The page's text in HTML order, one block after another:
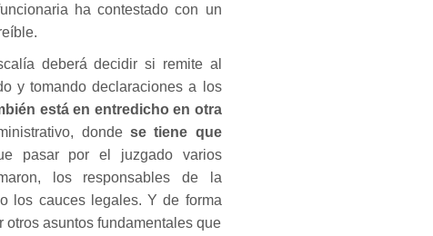
ha contestado con un
deberá decidir si remite al
y tomando declaraciones a los
está en entredicho en otra
donde se tiene que
pasar por el juzgado varios
los responsables de la
los cauces legales. Y de forma
asuntos fundamentales que